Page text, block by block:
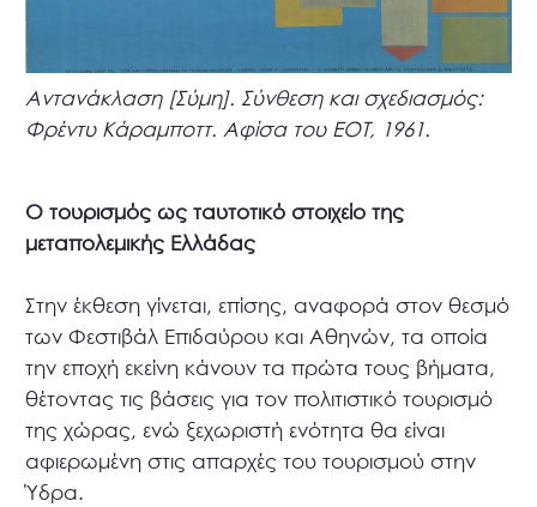
Αντανάκλαση [Σύμη]. Σύνθεση και σχεδιασμός:
Φρέντυ Κάραμποττ. Αφίσα του ΕΟΤ, 1961.
Ο τουρισμός ως ταυτοτικό στοιχείο της
μεταπολεμικής Ελλάδας
Στην έκθεση γίνεται, επίσης, αναφορά στον θεσμό
των Φεστιβάλ Επιδαύρου και Αθηνών, τα οποία
την εποχή εκείνη κάνουν τα πρώτα τους βήματα,
θέτοντας τις βάσεις για τον πολιτιστικό τουρισμό
της χώρας, ενώ ξεχωριστή ενότητα θα είναι
αφιερωμένη στις απαρχές του τουρισμού στην
Ύδρα.